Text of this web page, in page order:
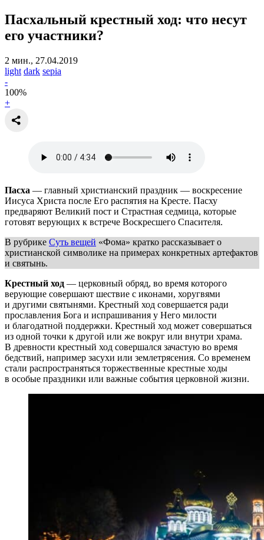
Паcхальный крестный ход: что несут
его участники?
2 мин., 27.04.2019
light dark sepia
-
100%
+
Пасха — главный христианский праздник — воскресение
Иисуса Христа после Его распятия на Кресте. Пасху
предваряют Великий пост и Страстная седмица, которые
готовят верующих к встрече Воскресшего Спасителя.
В рубрике Суть вещей «Фома» кратко рассказывает о
христианской символике на примерах конкретных артефактов
и святынь.
Крестный ход — церковный обряд, во время которого
верующие совершают шествие с иконами, хоругвями
и другими святынями. Крестный ход совершается ради
прославления Бога и испрашивания у Него милости
и благодатной поддержки. Крестный ход может совершаться
из одной точки к другой или же вокруг или внутри храма.
В древности крестный ход совершался зачастую во время
бедствий, например засухи или землетрясения. Со временем
стали распространяться торжественные крестные ходы
в особые праздники или важные события церковной жизни.